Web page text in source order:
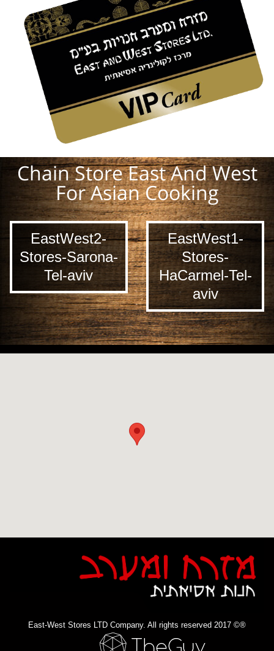
Chain Store East And West
For Asian Cooking
EastWest1-
Stores-
HaCarmel-Tel-
aviv
EastWest2-
Stores-Sarona-
Tel-aviv
®© 2017 East-West Stores LTD Company. All rights reserved